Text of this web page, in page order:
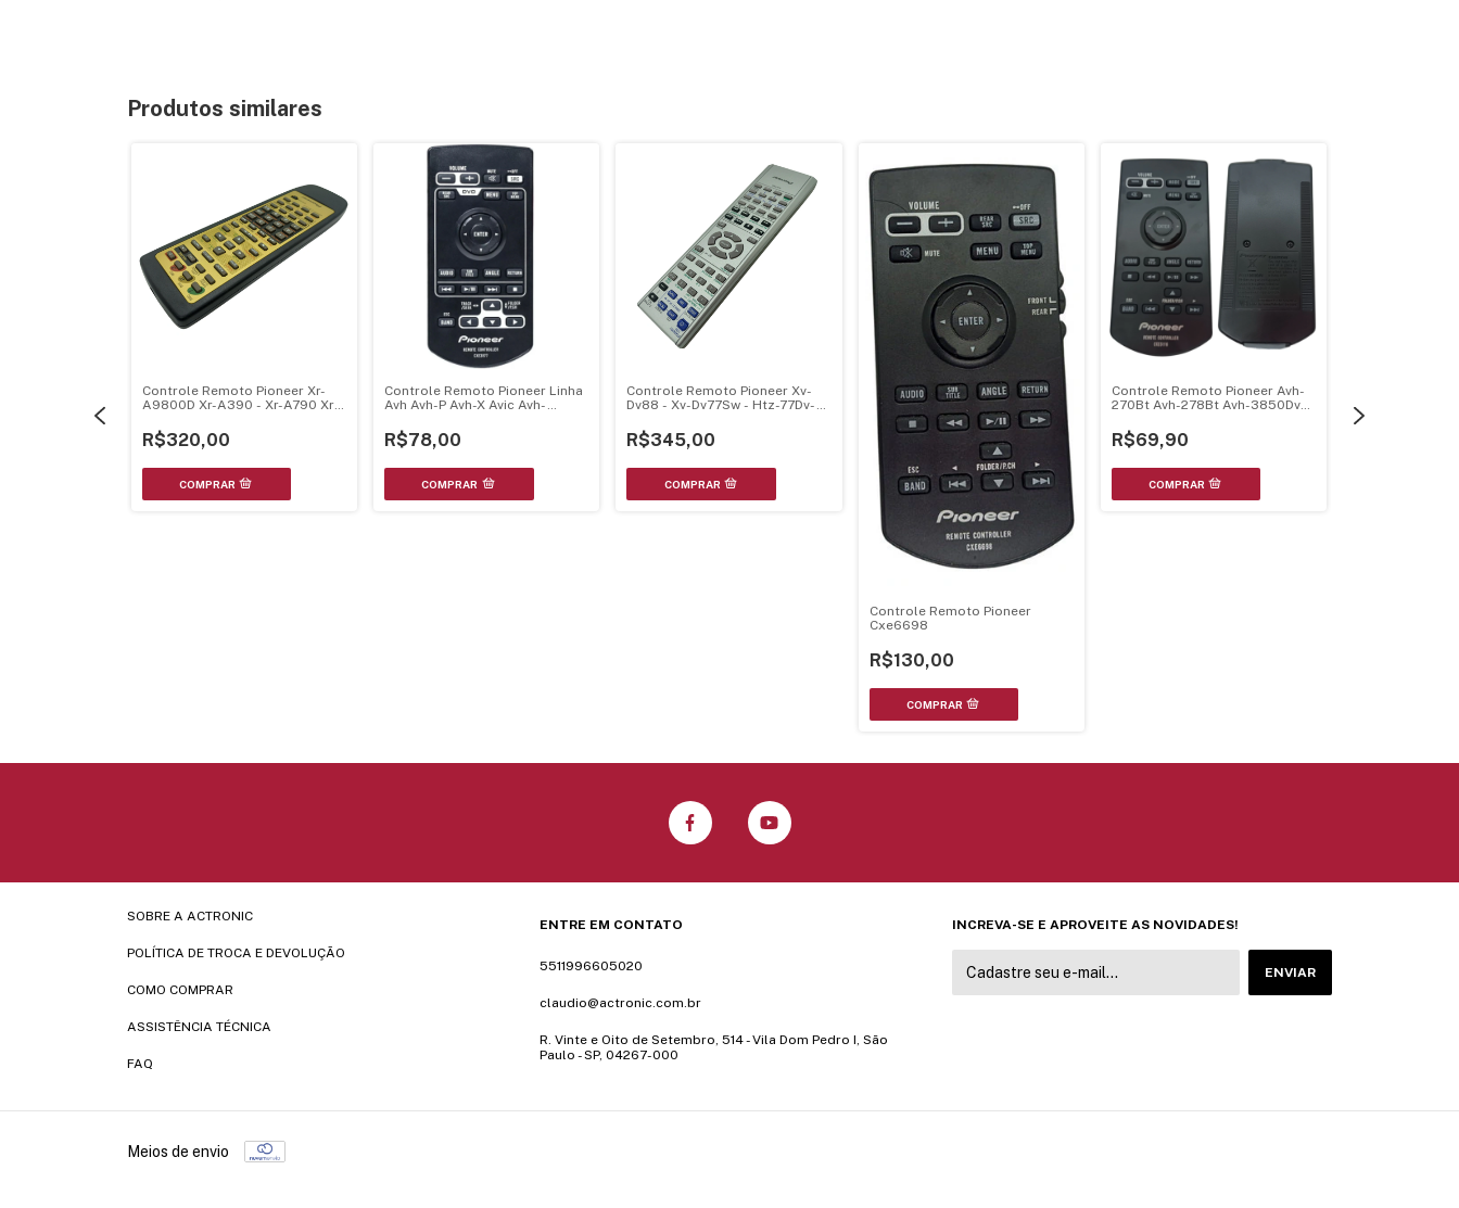
Produtos similares
Controle Remoto Pioneer Xr-
A9800D Xr-A390 - Xr-A790 Xr-
R$320,00
Controle Remoto Pioneer Linha
Avh Avh-P Avh-X Avic Avh-
Dvh-7580 Dvh-7680 Cxe3877
R$78,00
Controle Remoto Pioneer Xv-
Dv88 - Xv-Dv77Sw - Htz-77Dv-
R$345,00
Controle Remoto Pioneer
Cxe6698
R$130,00
Controle Remoto Pioneer Avh-
270Bt Avh-278Bt Avh-3850Dvd
R$69,90
2280Ub Deh-
SOBRE A ACTRONIC
POLÍTICA DE TROCA E DEVOLUÇÃO
COMO COMPRAR
ASSISTÊNCIA TÉCNICA
FAQ
ENTRE EM CONTATO
5511996605020
claudio@actronic.com.br
R. Vinte e Oito de Setembro, 514 - Vila Dom Pedro I, São
Paulo - SP, 04267-000
INCREVA-SE E APROVEITE AS NOVIDADES!
Meios de envio